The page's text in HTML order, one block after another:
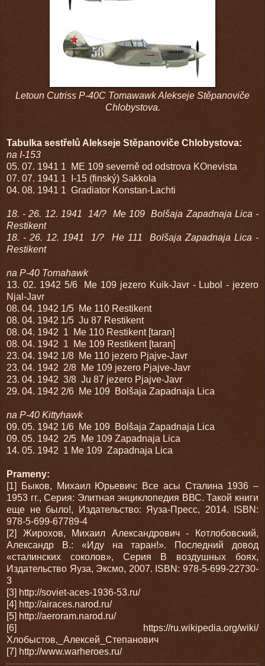
Letoun Cutriss P-40C Tomawawk Alekseje Stěpanoviče
Chlobystova.
Tabulka sestřelů Alekseje Stěpanoviče Chlobystova:
na I-153
05. 07. 1941 1 ME 109 severně od odstrova KOnevista
07. 07. 1941 1 I-15 (finský) Sakkola
04. 08. 1941 1 Gradiator Konstan-Lachti
18. - 26. 12. 1941 14/? Me 109 Bolšaja Zapadnaja Lica -
Restikent
18. - 26. 12. 1941 1/? He 111 Bolšaja Zapadnaja Lica -
Restikent
na P-40 Tomahawk
13. 02. 1942 5/6 Me 109 jezero Kuik-Javr - Lubol - jezero
Njal-Javr
08. 04. 1942 1/5 Me 110 Restikent
08. 04. 1942 1/5 Ju 87 Restikent
08. 04. 1942 1 Me 110 Restikent [taran]
08. 04. 1942 1 Me 109 Restikent [taran]
23. 04. 1942 1/8 Me 110 jezero Pjajve-Javr
23. 04. 1942 2/8 Me 109 jezero Pjajve-Javr
23. 04. 1942 3/8 Ju 87 jezero Pjajve-Javr
29. 04. 1942 2/6 Me 109 Bolšaja Zapadnaja Lica
na P-40 Kittyhawk
09. 05. 1942 1/6 Me 109 Bolšaja Zapadnaja Lica
09. 05. 1942 2/5 Me 109 Zapadnaja Lica
14. 05. 1942 1 Me 109 Zapadnaja Lica
Prameny:
[1] Быков, Михаил Юрьевич: Все асы Сталина 1936 –
1953 гг., Серия: Элитная энциклопедия ВВС. Такой книги
еще не было!, Издательство: Яуза-Пресс, 2014. ISBN:
978-5-699-67789-4
[2] Жирохов, Михаил Александрович - Котлобовский,
Александр В.: «Иду на таран!». Последний довод
«сталинских соколов», Серия В воздушных боях,
Издательство Яуза, Эксмо, 2007. ISBN: 978-5-699-22730-
3
[3] http://soviet-aces-1936-53.ru/
[4] http://airaces.narod.ru/
[5] http://aeroram.narod.ru/
[6] https://ru.wikipedia.org/wiki/
Хлобыстов,_Алексей_Степанович
[7] http://www.warheroes.ru/